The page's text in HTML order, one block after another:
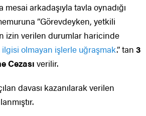
arkadaşıyla tavla oynadığı
”Görevdeyken, yetkili
izin verilen durumlar haricinde
olmayan işlerle uğraşmak.” tan 3
Cezası verilir.
davası kazanılarak verilen